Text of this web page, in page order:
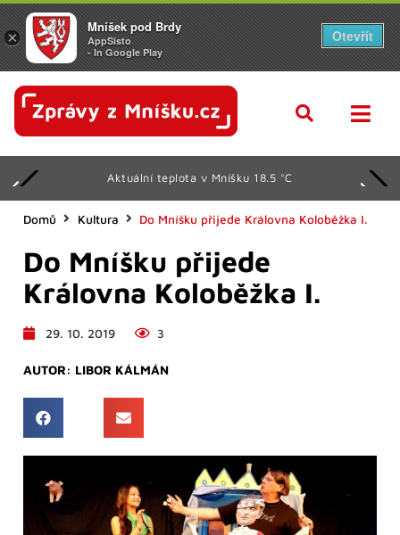
Aktuální teplota v Mníšku 18.5 °C
Domů Kultura Do Mníšku přijede Královna Koloběžka I.
Do Mníšku přijede
Královna Koloběžka I.
29. 10. 2019 3
AUTOR: LIBOR KÁLMÁN
×
Mníšek pod Brdy
AppSisto
- In Google Play
Otevřít